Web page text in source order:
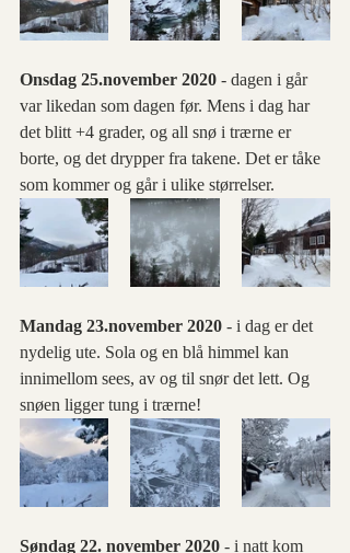
Onsdag 25.november 2020 - dagen i går
var likedan som dagen før. Mens i dag har
det blitt +4 grader, og all snø i trærne er
borte, og det drypper fra takene. Det er tåke
som kommer og går i ulike størrelser.
Mandag 23.november 2020 - i dag er det
nydelig ute. Sola og en blå himmel kan
innimellom sees, av og til snør det lett. Og
snøen ligger tung i trærne!
Søndag 22. november 2020 - i natt kom